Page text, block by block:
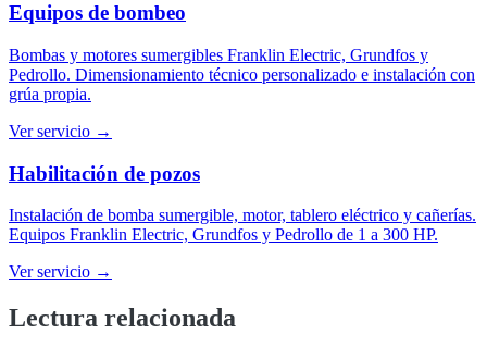
Equipos de bombeo
Bombas y motores sumergibles Franklin Electric, Grundfos y
Pedrollo. Dimensionamiento técnico personalizado e instalación con
grúa propia.
Ver servicio →
Habilitación de pozos
Instalación de bomba sumergible, motor, tablero eléctrico y cañerías.
Equipos Franklin Electric, Grundfos y Pedrollo de 1 a 300 HP.
Ver servicio →
Lectura relacionada